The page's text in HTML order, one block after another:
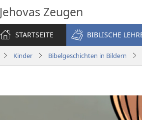
Jehovas Zeugen
STARTSEITE
BIBLISCHE
Kinder Bibelgeschichten in Bildern